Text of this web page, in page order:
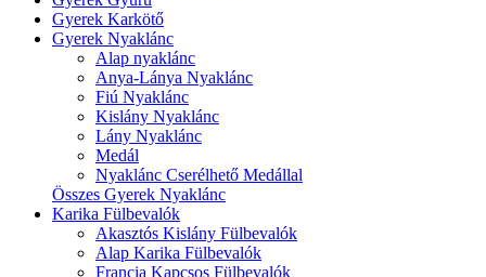
Gyerek Karkötő
Gyerek Nyaklánc
Alap nyaklánc
Anya-Lánya Nyaklánc
Fiú Nyaklánc
Kislány Nyaklánc
Lány Nyaklánc
Medál
Nyaklánc Cserélhető Medállal
Összes Gyerek Nyaklánc
Karika Fülbevalók
Akasztós Kislány Fülbevalók
Alap Karika Fülbevalók
Francia Kapcsos Fülbevalók